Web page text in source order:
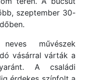
szeptember 30-
művészek
vásárral várták a
A családi